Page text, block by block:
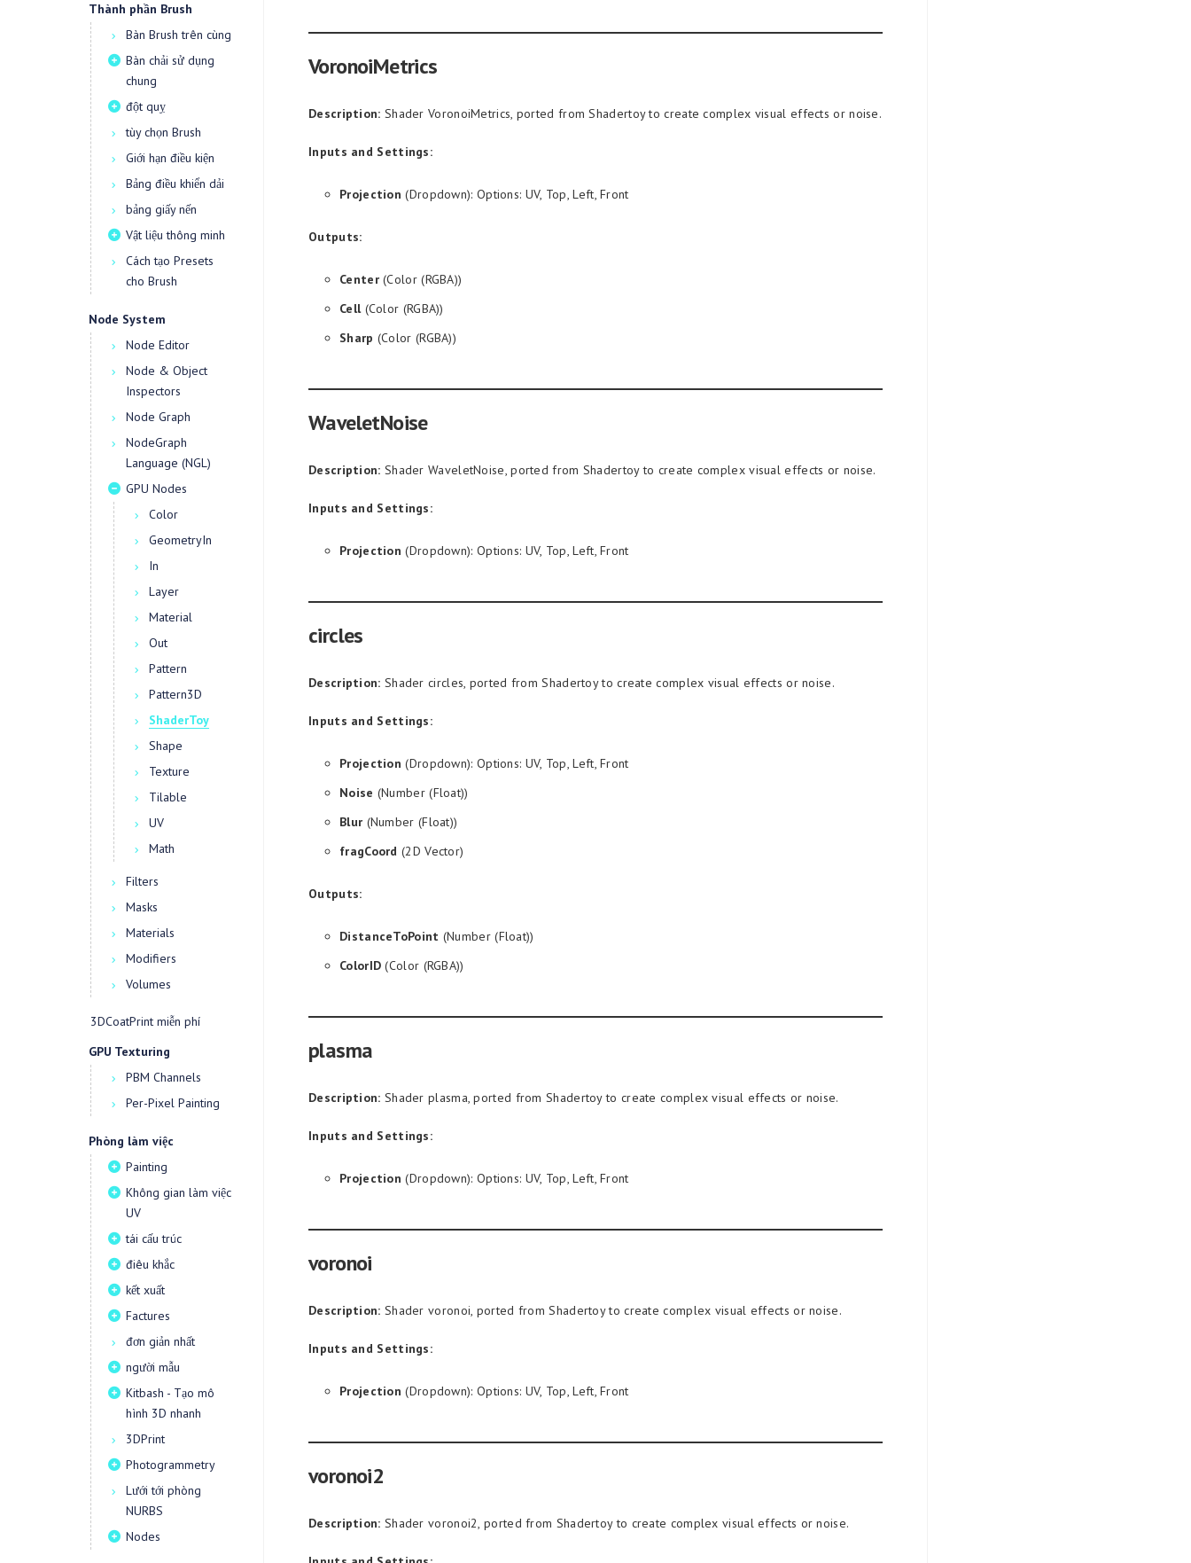
Thành phần Brush
Bàn Brush trên cùng
Bàn chải sử dụng
chung
đột quỵ
tùy chọn Brush
Giới hạn điều kiện
Bảng điều khiển dải
bảng giấy nến
Vật liệu thông minh
Cách tạo Presets
cho Brush
Node System
Node Editor
Node & Object
Inspectors
Node Graph
NodeGraph
Language (NGL)
GPU Nodes
Color
GeometryIn
In
Layer
Material
Out
Pattern
Pattern3D
ShaderToy
Shape
Texture
Tilable
UV
Math
Filters
Masks
Materials
Modifiers
Volumes
3DCoatPrint miễn phí
GPU Texturing
PBM Channels
Per-Pixel Painting
Phòng làm việc
Painting
Không gian làm việc
UV
tái cấu trúc
điêu khắc
kết xuất
Factures
đơn giản nhất
người mẫu
Kitbash - Tạo mô
hình 3D nhanh
3DPrint
Photogrammetry
Lưới tới phòng
NURBS
Nodes
VoronoiMetrics
Description: Shader VoronoiMetrics, ported from Shadertoy to create complex visual effects or noise.
Inputs and Settings:
Projection (Dropdown): Options: UV, Top, Left, Front
Outputs:
Center(Color (RGBA))
Cell(Color (RGBA))
Sharp (Color (RGBA))
WaveletNoise
Description: Shader WaveletNoise, ported from Shadertoy to create complex visual effects or noise.
Inputs and Settings:
Projection (Dropdown): Options: UV, Top, Left, Front
circles
Description: Shader circles, ported from Shadertoy to create complex visual effects or noise.
Inputs and Settings:
Projection (Dropdown): Options: UV, Top, Left, Front
Noise (Number (Float))
Blur (Number (Float))
fragCoord (2D Vector)
Outputs:
DistanceToPoint (Number (Float))
ColorID (Color (RGBA))
plasma
Description: Shader plasma, ported from Shadertoy to create complex visual effects or noise.
Inputs and Settings:
Projection (Dropdown): Options: UV, Top, Left, Front
voronoi
Description: Shader voronoi, ported from Shadertoy to create complex visual effects or noise.
Inputs and Settings:
Projection (Dropdown): Options: UV, Top, Left, Front
voronoi2
Description: Shader voronoi2, ported from Shadertoy to create complex visual effects or noise.